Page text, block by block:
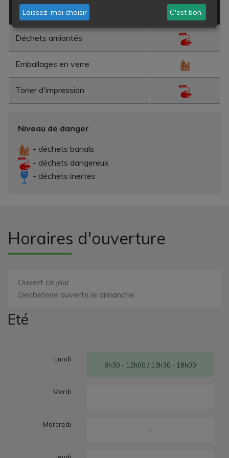
Type de déchet Danger
Déchets amiantés
Emballages en verre
Toner d'impression
Niveau de danger
- déchets banals
- déchets dangereux
- déchets inertes
Horaires d'ouverture
Ouvert ce jour
Decheterie ouverte le dimanche
Eté
Lundi
8h30 - 12h00 / 13h30 - 18h00
Mardi
-
Mercredi
-
Laissez-moi choisir C'est bon.